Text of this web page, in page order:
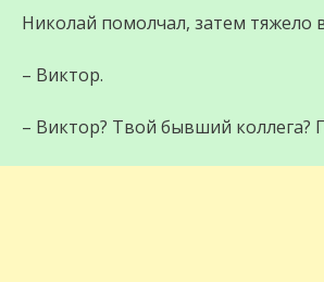
Николай помолчал, затем тяжело
– Виктор.
– Виктор? Твой бывший коллега?